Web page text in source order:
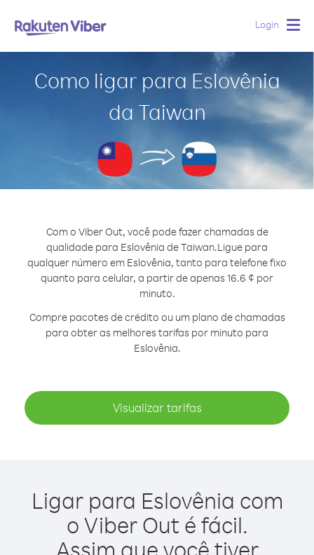
Login
Como ligar para Eslovênia
da Taiwan
Com o Viber Out, você pode fazer chamadas de
qualidade para Eslovênia de Taiwan.Ligue para
qualquer número em Eslovênia, tanto para telefone fixo
quanto para celular, a partir de apenas 16.6 ¢ por
minuto.
Compre pacotes de crédito ou um plano de chamadas
para obter as melhores tarifas por minuto para
Eslovênia.
Visualizar tarifas
Ligar para Eslovênia com
o Viber Out é fácil.
Assim que você tiver